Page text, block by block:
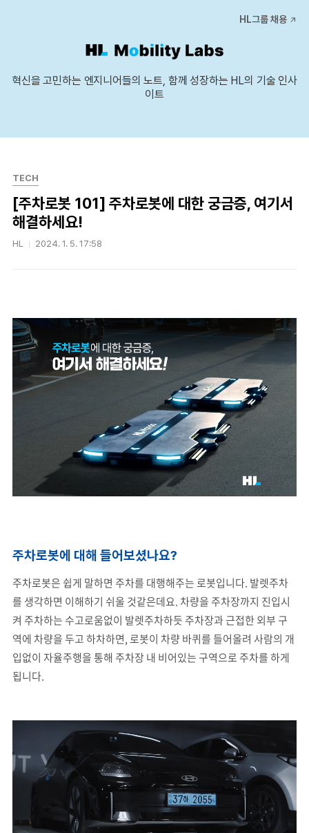
HL그룹 채용
혁신을 고민하는 엔지니어들의 노트, 함께 성장하는 HL의 기술 인사
이트
TECH
[주차로봇 101] 주차로봇에 대한 궁금증, 여기서
해결하세요!
HL 2024. 1. 5. 17:58
주차로봇에 대해 들어보셨나요?
주차로봇은 쉽게 말하면 주차를 대행해주는 로봇입니다. 발렛주차
를 생각하면 이해하기 쉬울 것같은데요. 차량을 주차장까지 진입시
켜 주차하는 수고로움없이 발렛주차하듯 주차장과 근접한 외부 구
역에 차량을 두고 하차하면, 로봇이 차량 바퀴를 들어올려 사람의 개
입없이 자율주행을 통해 주차장 내 비어있는 구역으로 주차를 하게
됩니다.